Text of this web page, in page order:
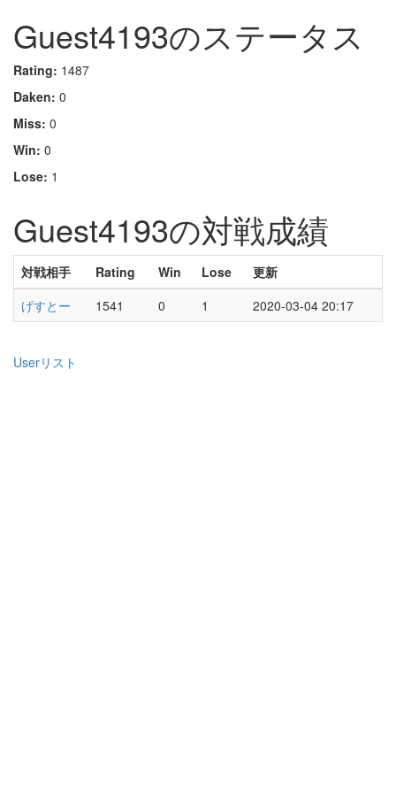
Guest4193のステータス
Rating: 1487
Daken: 0
Miss: 0
Win: 0
Lose: 1
Guest4193の対戦成績
対戦相手 Rating Win Lose
更新
げすとー
1541 0 1 2020-03-04 20:17
Userリスト